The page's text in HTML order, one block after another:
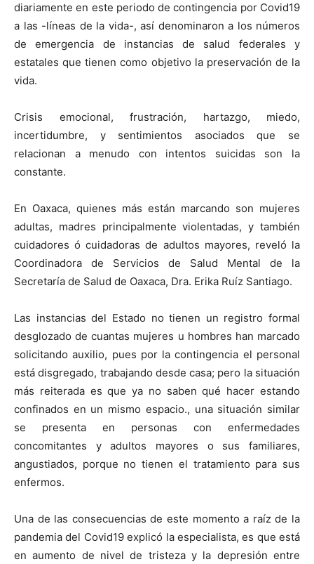
diariamente en este periodo de contingencia por Covid19
a las -líneas de la vida-, así denominaron a los números
de emergencia de instancias de salud federales y
estatales que tienen como objetivo la preservación de la
vida.
Crisis emocional, frustración, hartazgo, miedo,
incertidumbre, y sentimientos asociados que se
relacionan a menudo con intentos suicidas son la
constante.
En Oaxaca, quienes más están marcando son mujeres
adultas, madres principalmente violentadas, y también
cuidadores ó cuidadoras de adultos mayores, reveló la
Coordinadora de Servicios de Salud Mental de la
Secretaría de Salud de Oaxaca, Dra. Erika Ruíz Santiago.
Las instancias del Estado no tienen un registro formal
desglozado de cuantas mujeres u hombres han marcado
solicitando auxilio, pues por la contingencia el personal
está disgregado, trabajando desde casa; pero la situación
más reiterada es que ya no saben qué hacer estando
confinados en un mismo espacio., una situación similar
se presenta en personas con enfermedades
concomitantes y adultos mayores o sus familiares,
angustiados, porque no tienen el tratamiento para sus
enfermos.
Una de las consecuencias de este momento a raíz de la
pandemia del Covid19 explicó la especialista, es que está
en aumento de nivel de tristeza y la depresión entre